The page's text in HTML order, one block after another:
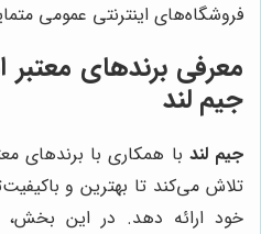
فروشگاه‌های اینترنتی عمومی
معرفی برندهای
جیم لند
جیم لند با همکاری با برندهای
تلاش می‌کند تا بهترین و
خود ارائه دهد. در این بخش،